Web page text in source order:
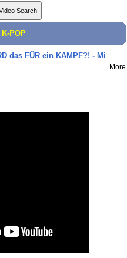
K-POP
das FÜR ein KAMPF?! - Mi
More